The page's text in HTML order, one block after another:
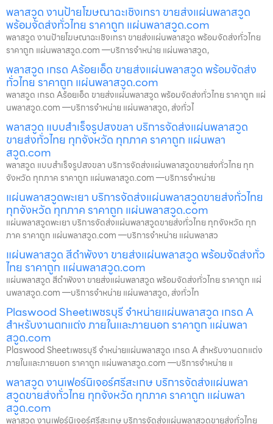
พลาสวูด งานป้ายโฆษณาฉะเชิงเทรา ขายส่งแผ่นพลาสวูด
พร้อมจัดส่งทั่วไทย ราคาถูก แผ่นพลาสวูด.com
พลาสวูด งานป้ายโฆษณาฉะเชิงเทรา ขายส่งแผ่นพลาสวูด พร้อมจัดส่งทั่วไทย
ราคาถูก แผ่นพลาสวูด.com —บริการจำหน่าย แผ่นพลาสวูด,
พลาสวูด เกรด Aร้อยเอ็ด ขายส่งแผ่นพลาสวูด พร้อมจัดส่ง
ทั่วไทย ราคาถูก แผ่นพลาสวูด.com
พลาสวูด เกรด Aร้อยเอ็ด ขายส่งแผ่นพลาสวูด พร้อมจัดส่งทั่วไทย ราคาถูก แผ่
นพลาสวูด.com —บริการจำหน่าย แผ่นพลาสวูด, ส่งทั่วไ
พลาสวูด แบบสำเร็จรูปสงขลา บริการจัดส่งแผ่นพลาสวูด
ขายส่งทั่วไทย ทุกจังหวัด ทุกภาค ราคาถูก แผ่นพลา
สวูด.com
พลาสวูด แบบสำเร็จรูปสงขลา บริการจัดส่งแผ่นพลาสวูดขายส่งทั่วไทย ทุก
จังหวัด ทุกภาค ราคาถูก แผ่นพลาสวูด.com —บริการจำหน่าย
แผ่นพลาสวูดพะเยา บริการจัดส่งแผ่นพลาสวูดขายส่งทั่วไทย
ทุกจังหวัด ทุกภาค ราคาถูก แผ่นพลาสวูด.com
แผ่นพลาสวูดพะเยา บริการจัดส่งแผ่นพลาสวูดขายส่งทั่วไทย ทุกจังหวัด ทุก
ภาค ราคาถูก แผ่นพลาสวูด.com —บริการจำหน่าย แผ่นพลาสว
แผ่นพลาสวูด สีดำพังงา ขายส่งแผ่นพลาสวูด พร้อมจัดส่งทั่ว
ไทย ราคาถูก แผ่นพลาสวูด.com
แผ่นพลาสวูด สีดำพังงา ขายส่งแผ่นพลาสวูด พร้อมจัดส่งทั่วไทย ราคาถูก แผ่
นพลาสวูด.com —บริการจำหน่าย แผ่นพลาสวูด, ส่งทั่วไท
Plaswood Sheetเพชรบุรี จำหน่ายแผ่นพลาสวูด เกรด A
สำหรับงานตกแต่ง ภายในและภายนอก ราคาถูก แผ่นพลา
สวูด.com
Plaswood Sheetเพชรบุรี จำหน่ายแผ่นพลาสวูด เกรด A สำหรับงานตกแต่ง
ภายในและภายนอก ราคาถูก แผ่นพลาสวูด.com —บริการจำหน่าย แ
พลาสวูด งานเฟอร์นิเจอร์ศรีสะเกษ บริการจัดส่งแผ่นพลา
สวูดขายส่งทั่วไทย ทุกจังหวัด ทุกภาค ราคาถูก แผ่นพลา
สวูด.com
พลาสวูด งานเฟอร์นิเจอร์ศรีสะเกษ บริการจัดส่งแผ่นพลาสวูดขายส่งทั่วไทย